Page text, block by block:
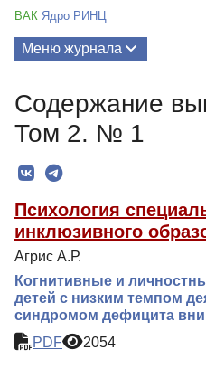
ВАК Ядро РИНЦ
Меню журнала
О Журнале
Редколлегия
Редакционная политика
Индексирование
Для авторов
Рубрики
Препринты
Содержание
Том 2. № 1
Психология
инклюзивного
Агрис А.Р.
Когнитивные и
детей с низким темпом
синдромом дефицита
PDF
2054